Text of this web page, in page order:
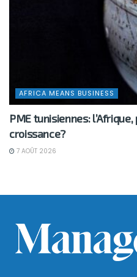
AFRICA MEANS BUSINESS
PME tunisiennes:
croissance?
7 AOÛT 2026